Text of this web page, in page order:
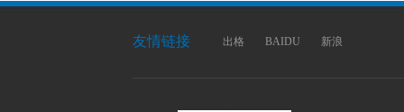
友情链接 出格 BAIDU 新浪